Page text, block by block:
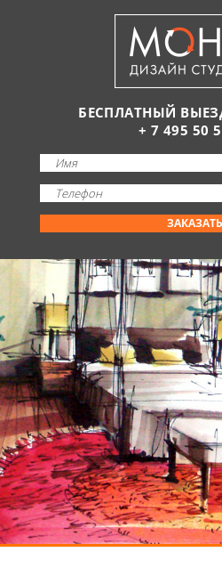
БЕСПЛАТНЫЙ
+ 7 495 50
ЗАКАЗАТЬ